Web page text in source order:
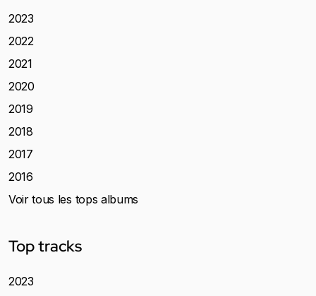
2023
2022
2021
2020
2019
2018
2017
2016
Voir tous les tops albums
Top tracks
2023